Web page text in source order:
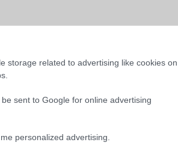
storage related to advertising like cookies on
sent to Google for online advertising
personalized advertising.
Nincs